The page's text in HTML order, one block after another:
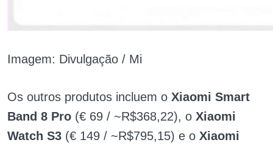
Imagem: Divulgação / Mi
Os outros produtos incluem o Xiaomi Smart
Band 8 Pro (€ 69 / ~R$368,22), o Xiaomi
Watch S3 (€ 149 / ~R$795,15) e o Xiaomi